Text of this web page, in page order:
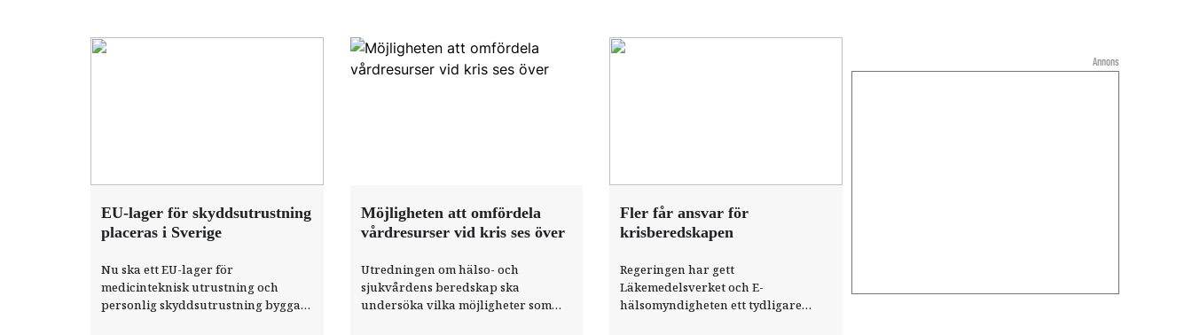
EU-lager för skyddsutrustning
placeras i Sverige
Nu ska ett EU-lager för
medicinteknisk utrustning och
personlig skyddsutrustning byggas
Möjligheten att omfördela
vårdresurser vid kris ses över
Utredningen om hälso- och
sjukvårdens beredskap ska
undersöka vilka möjligheter som
Fler får ansvar för
krisberedskapen
Regeringen har gett
Läkemedelsverket och E-
hälsomyndigheten ett tydligare
Annons